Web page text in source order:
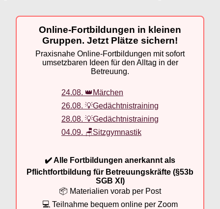
Online-Fortbildungen in kleinen
Gruppen. Jetzt Plätze sichern!
Praxisnahe Online-Fortbildungen mit sofort
umsetzbaren Ideen für den Alltag in der
Betreuung.
24.08. 👑Märchen
26.08. 💡Gedächtnistraining
28.08. 💡Gedächtnistraining
04.09. 🪑Sitzgymnastik
✔️ Alle Fortbildungen anerkannt als
Pflichtfortbildung für Betreuungskräfte (§53b
SGB XI)
📦 Materialien vorab per Post
💻 Teilnahme bequem online per Zoom